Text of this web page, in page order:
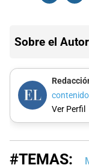
Sobre el Autor
Ver Perfil
#TEMAS: